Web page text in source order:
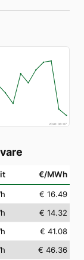
2026-08-07
€/MWh
€ 16.49
€ 14.32
€ 41.08
€ 46.36